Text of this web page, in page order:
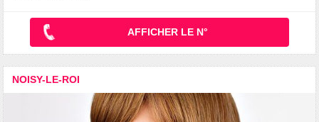
AFFICHER LE N°
NOISY-LE-ROI